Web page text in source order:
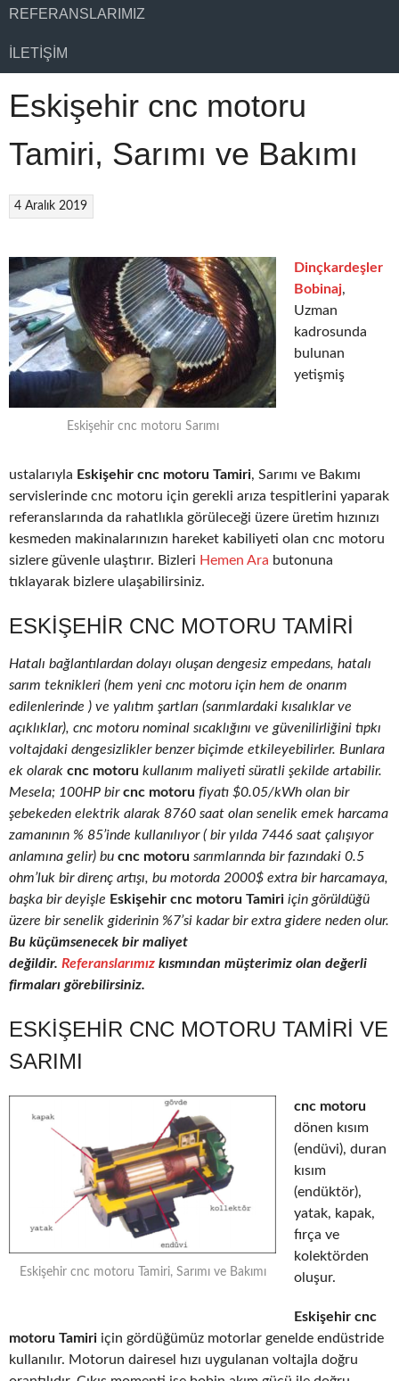
REFERANSLARIMIZ
İLETIŞIM
Eskişehir cnc motoru
Tamiri, Sarımı ve Bakımı
4 Aralık 2019
Eskişehir cnc motoru Sarımı
Dinçkardeşler
Bobinaj,
Uzman
kadrosunda
bulunan
yetişmiş
ustalarıyla Eskişehir cnc motoru Tamiri, Sarımı ve Bakımı
servislerinde cnc motoru için gerekli arıza tespitlerini yaparak
referanslarında da rahatlıkla görüleceği üzere üretim hızınızı
kesmeden makinalarınızın hareket kabiliyeti olan cnc motoru
sizlere güvenle ulaştırır. Bizleri Hemen Ara butonuna
tıklayarak bizlere ulaşabilirsiniz.
ESKIŞEHIR CNC MOTORU TAMIRI
Hatalı bağlantılardan dolayı oluşan dengesiz empedans, hatalı
sarım teknikleri (hem yeni cnc motoru için hem de onarım
edilenlerinde ) ve yalıtım şartları (sarımlardaki kısalıklar ve
açıklıklar), cnc motoru nominal sıcaklığını ve güvenilirliğini tıpkı
voltajdaki dengesizlikler benzer biçimde etkileyebilirler. Bunlara
ek olarak cnc motoru kullanım maliyeti süratli şekilde artabilir.
Mesela; 100HP bircnc motoru fiyatı $0.05/kWh olan bir
şebekeden elektrik alarak 8760 saat olan senelik emek harcama
zamanının % 85’inde kullanılıyor ( bir yılda 7446 saat çalışıyor
anlamına gelir) bu cnc motoru sarımlarında bir fazındaki 0.5
ohm’luk bir direnç artışı, bu motorda 2000$ extra bir harcamaya,
başka bir deyişle Eskişehir cnc motoru Tamiri için görüldüğü
üzere bir senelik giderinin %7’si kadar bir extra gidere neden olur.
Bu küçümsenecek bir maliyet
değildir. Referanslarımız kısmından müşterimiz olan değerli
firmaları görebilirsiniz.
ESKIŞEHIR CNC MOTORU TAMIRI VE
SARIMI
Eskişehir cnc motoru Tamiri, Sarımı ve Bakımı
cnc motoru
dönen kısım
(endüvi), duran
kısım
(endüktör),
yatak, kapak,
fırça ve
kolektörden
oluşur.
Eskişehir cnc
motoru Tamiri için gördüğümüz motorlar genelde endüstride
kullanılır. Motorun dairesel hızı uygulanan voltajla doğru